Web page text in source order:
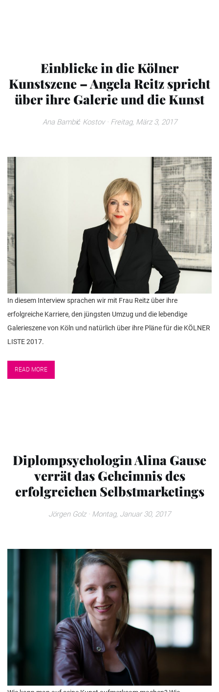
Einblicke in die Kölner
Kunstszene – Angela Reitz spricht
über ihre Galerie und die Kunst
Ana Bambić Kostov· Freitag, März 3, 2017
In diesem Interview sprachen wir mit Frau Reitz über ihre
erfolgreiche Karriere, den jüngsten Umzug und die lebendige
Galerieszene von Köln und natürlich über ihre Pläne für die KÖLNER
LISTE 2017.
READ MORE
Diplompsychologin Alina Gause
verrät das Geheimnis des
erfolgreichen Selbstmarketings
Jörgen Golz· Montag, Januar 30, 2017